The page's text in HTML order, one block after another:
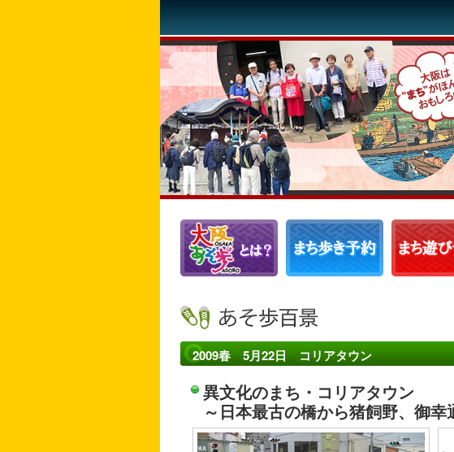
2009春 5月22日 コリアタウン
異文化のまち・コリアタウン
～日本最古の橋から猪飼野、御幸